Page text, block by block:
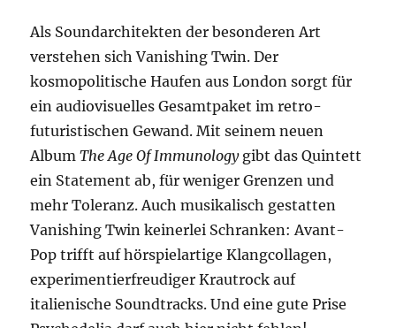
Als Soundarchitekten der besonderen Art
verstehen sich Vanishing Twin. Der
kosmopolitische Haufen aus London sorgt für
ein audiovisuelles Gesamtpaket im retro-
futuristischen Gewand. Mit seinem neuen
AlbumThe Age Of Immunologygibt das Quintett
ein Statement ab, für weniger Grenzen und
mehr Toleranz. Auch musikalisch gestatten
Vanishing Twin keinerlei Schranken: Avant-
Pop trifft auf hörspielartige Klangcollagen,
experimentierfreudiger Krautrock auf
italienische Soundtracks. Und eine gute Prise